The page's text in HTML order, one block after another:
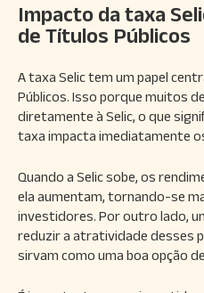
Impacto da taxa
de Títulos Públicos
A taxa Selic tem um papel
Públicos. Isso porque muitos
diretamente à Selic, o que
taxa impacta imediatamente
Quando a Selic sobe, os
ela aumentam, tornando-se
investidores. Por outro lado,
reduzir a atratividade desses
sirvam como uma boa opção